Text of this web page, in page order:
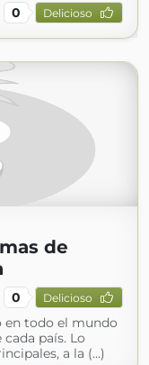
0 Delicioso
de
0 Delicioso
en todo el mundo
país. Lo
a la (...)